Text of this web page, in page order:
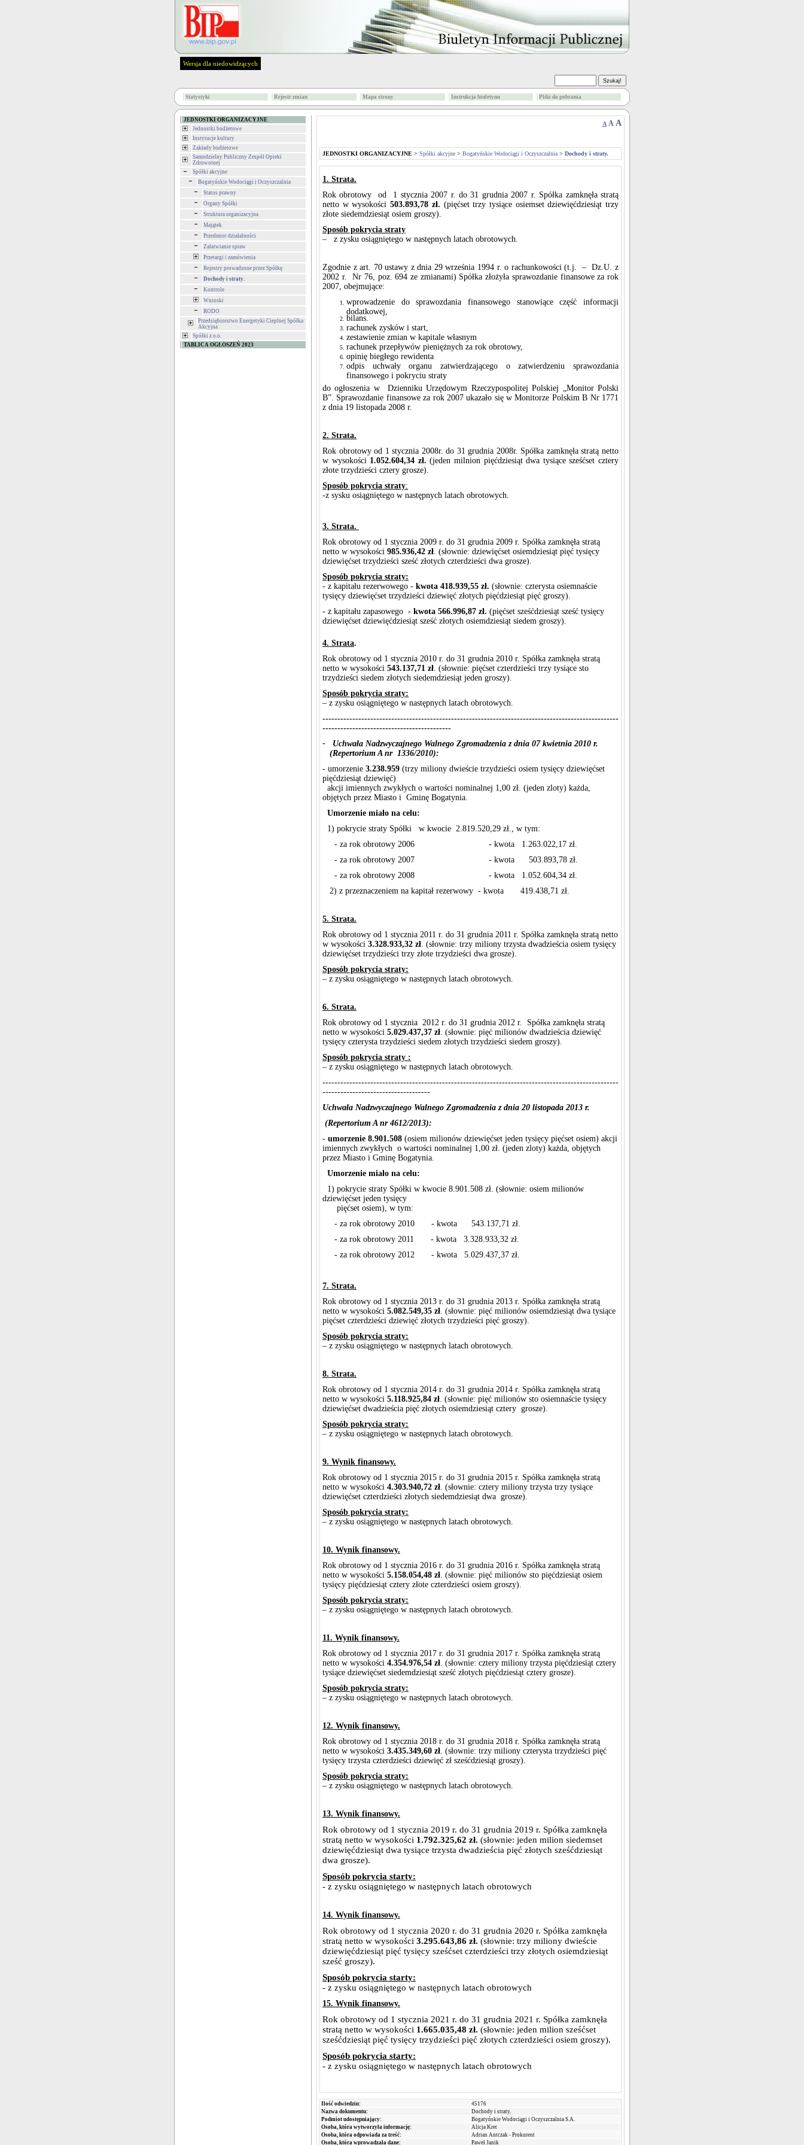
Wersja dla niedowidzących
Statystyki Rejestr zmian Mapa strony Instrukcja biuletynu Pliki do pobrania
JEDNOSTKI ORGANIZACYJNE
Jednostki budżetowe
Instytucje kultury
Zakłady budżetowe
Samodzielny Publiczny Zespół Opieki
Zdrowotnej
Spółki akcyjne
Bogatyńskie Wodociągi i Oczyszczalnia
Status prawny
Organy Spółki
Struktura organizacyjna
Majątek
Przedmiot działalności
Załatwianie spraw
Przetargi i zamówienia
Rejestry prowadzone przez Spółkę
Dochody i straty.
Kontrole
Wnioski
RODO
Przedsiębiorstwo Energetyki Cieplnej Spółka
Akcyjna
Spółki z o.o.
TABLICA OGŁOSZEŃ 2023
A A A
JEDNOSTKI ORGANIZACYJNE > Spółki akcyjne > Bogatyńskie Wodociągi i Oczyszczalnia > Dochody i straty.
1. Strata.
Rok obrotowy od 1 stycznia 2007 r. do 31 grudnia 2007 r. Spółka zamknęła stratą
netto w wysokości503.893,78 zł. (pięćset trzy tysiące osiemset dziewięćdziesiąt trzy
złote siedemdziesiąt osiem groszy).
Sposób pokrycia straty
– z zysku osiągniętego w następnych latach obrotowych.
Zgodnie z art. 70 ustawy z dnia 29 września 1994 r. o rachunkowości (t.j. – Dz.U. z
2002 r. Nr 76, poz. 694 ze zmianami) Spółka złożyła sprawozdanie finansowe za rok
2007, obejmujące:
wprowadzenie do sprawozdania finansowego stanowiące część informacji
dodatkowej,
bilans.
rachunek zysków i start,
zestawienie zmian w kapitale własnym
rachunek przepływów pieniężnych za rok obrotowy,
opinię biegłego rewidenta
odpis uchwały organu zatwierdzającego o zatwierdzeniu sprawozdania
finansowego i pokryciu straty
do ogłoszenia w Dzienniku Urzędowym Rzeczypospolitej Polskiej „Monitor Polski
B”. Sprawozdanie finansowe za rok 2007 ukazało się w Monitorze Polskim B Nr 1771
z dnia 19 listopada 2008 r.
2. Strata.
Rok obrotowy od 1 stycznia 2008r. do 31 grudnia 2008r. Spółka zamknęła stratą netto
w wysokości 1.052.604,34 zł.(jeden milnion pięćdziesiąt dwa tysiące sześćset cztery
złote trzydzieści cztery grosze).
Sposób pokrycia straty:
-z sysku osiągniętego w następnych latach obrotowych.
3. Strata.
Rok obrotowy od 1 stycznia 2009 r. do 31 grudnia 2009 r. Spółka zamknęła stratą
netto w wysokości 985.936,42 zł. (słownie: dziewięćset osiemdziesiąt pięć tysięcy
dziewięćset trzydzieści sześć złotych czterdzieści dwa grosze).
Sposób pokrycia straty:
- z kapitału rezerwowego - kwota 418.939,55 zł. (słownie: czterysta osiemnaście
tysięcy dziewięćset trzydzieści dziewięć złotych pięćdziesiąt pięć groszy).
- z kapitału zapasowego - kwota 566.996,87 zł. (pięćset sześćdziesiąt sześć tysięcy
dziewięćset dziewięćdziesiąt sześć złotych osiemdziesiąt siedem groszy).
4. Strata.
Rok obrotowy od 1 stycznia 2010 r. do 31 grudnia 2010 r. Spółka zamknęła stratą
netto w wysokości 543.137,71 zł. (słownie: pięćset czterdzieści trzy tysiące sto
trzydzieści siedem złotych siedemdziesiąt jeden groszy).
Sposób pokrycia straty:
– z zysku osiągniętego w następnych latach obrotowych.
---------------------------------------------------------------------------------------------------
-------------------------------------------
- Uchwała Nadzwyczajnego Walnego Zgromadzenia z dnia 07 kwietnia 2010 r.
(Repertorium A nr 1336/2010):
- umorzenie 3.238.959 (trzy miliony dwieście trzydzieści osiem tysięcy dziewięćset
pięćdziesiąt dziewięć)
akcji imiennych zwykłych o wartości nominalnej 1,00 zł. (jeden zloty) każda,
objętych przez Miasto i Gminę Bogatynia.
Umorzenie miało na celu:
1) pokrycie straty Spółki w kwocie 2.819.520,29 zł., w tym:
- za rok obrotowy 2006 - kwota 1.263.022,17 zł.
- za rok obrotowy 2007 - kwota 503.893,78 zł.
- za rok obrotowy 2008 - kwota 1.052.604,34 zł.
2) z przeznaczeniem na kapitał rezerwowy - kwota 419.438,71 zł.
5. Strata.
Rok obrotowy od 1 stycznia 2011 r. do 31 grudnia 2011 r. Spółka zamknęła stratą netto
w wysokości 3.328.933,32 zł. (słownie: trzy miliony trzysta dwadzieścia osiem tysięcy
dziewięćset trzydzieści trzy złote trzydzieści dwa grosze).
Sposób pokrycia straty:
– z zysku osiągniętego w następnych latach obrotowych.
6. Strata.
Rok obrotowy od 1 stycznia 2012 r. do 31 grudnia 2012 r. Spółka zamknęła stratą
netto w wysokości 5.029.437,37 zł. (słownie: pięć milionów dwadzieścia dziewięć
tysięcy czterysta trzydzieści siedem złotych trzydzieści siedem groszy).
Sposób pokrycia straty :
– z zysku osiągniętego w następnych latach obrotowych.
---------------------------------------------------------------------------------------------------
------------------------------------
Uchwała Nadzwyczajnego Walnego Zgromadzenia z dnia 20 listopada 2013 r.
(Repertorium A nr 4612/2013):
- umorzenie 8.901.508 (osiem milionów dziewięćset jeden tysięcy pięćset osiem) akcji
imiennych zwykłych o wartości nominalnej 1,00 zł. (jeden zloty) każda, objętych
przez Miasto i Gminę Bogatynia.
Umorzenie miało na celu:
1) pokrycie straty Spółki w kwocie 8.901.508 zł. (słownie: osiem milionów
dziewięćset jeden tysięcy
pięćset osiem), w tym:
- za rok obrotowy 2010 - kwota 543.137,71 zł.
- za rok obrotowy 2011 - kwota 3.328.933,32 zł.
- za rok obrotowy 2012 - kwota 5.029.437,37 zł.
7. Strata.
Rok obrotowy od 1 stycznia 2013 r. do 31 grudnia 2013 r. Spółka zamknęła stratą
netto w wysokości 5.082.549,35 zł. (słownie: pięć milionów osiemdziesiąt dwa tysiące
pięćset czterdzieści dziewięć złotych trzydzieści pięć groszy).
Sposób pokrycia straty:
– z zysku osiągniętego w następnych latach obrotowych.
8. Strata.
Rok obrotowy od 1 stycznia 2014 r. do 31 grudnia 2014 r. Spółka zamknęła stratą
netto w wysokości 5.118.925,84 zł. (słownie: pięć milionów sto osiemnaście tysięcy
dziewięćset dwadzieścia pięć złotych osiemdziesiąt cztery grosze).
Sposób pokrycia straty:
– z zysku osiągniętego w następnych latach obrotowych.
9. Wynik finansowy.
Rok obrotowy od 1 stycznia 2015 r. do 31 grudnia 2015 r. Spółka zamknęła stratą
netto w wysokości 4.303.940,72 zł. (słownie: cztery miliony trzysta trzy tysiące
dziewięćset czterdzieści złotych siedemdziesiąt dwa grosze).
Sposób pokrycia straty:
– z zysku osiągniętego w następnych latach obrotowych.
10. Wynik finansowy.
Rok obrotowy od 1 stycznia 2016 r. do 31 grudnia 2016 r. Spółka zamknęła stratą
netto w wysokości 5.158.054,48 zł. (słownie: pięć milionów sto pięćdziesiąt osiem
tysięcy pięćdziesiąt cztery złote czterdzieści osiem groszy).
Sposób pokrycia straty:
– z zysku osiągniętego w następnych latach obrotowych.
11. Wynik finansowy.
Rok obrotowy od 1 stycznia 2017 r. do 31 grudnia 2017 r. Spółka zamknęła stratą
netto w wysokości 4.354.976,54 zł. (słownie: cztery miliony trzysta pięćdziesiąt cztery
tysiące dziewięćset siedemdziesiąt sześć złotych pięćdziesiąt cztery grosze).
Sposób pokrycia straty:
– z zysku osiągniętego w następnych latach obrotowych.
12. Wynik finansowy.
Rok obrotowy od 1 stycznia 2018 r. do 31 grudnia 2018 r. Spółka zamknęła stratą
netto w wysokości 3.435.349,60 zł. (słownie: trzy miliony czterysta trzydzieści pięć
tysięcy trzysta czterdzieści dziewięć zł sześćdziesiąt groszy).
Sposób pokrycia straty:
– z zysku osiągniętego w następnych latach obrotowych.
13. Wynik finansowy.
Rok obrotowy od 1 stycznia 2019 r. do 31 grudnia 2019 r. Spółka zamknęła
stratą netto w wysokości 1.792.325,62 zł. (słownie: jeden milion siedemset
dziewięćdziesiąt dwa tysiące trzysta dwadzieścia pięć złotych sześćdziesiąt
dwa grosze).
Sposób pokrycia starty:
- z zysku osiągniętego w następnych latach obrotowych
14. Wynik finansowy.
Rok obrotowy od 1 stycznia 2020 r. do 31 grudnia 2020 r. Spółka zamknęła
stratą netto w wysokości 3.295.643,86 zł. (słownie: trzy miliony dwieście
dziewięćdziesiąt pięć tysięcy sześćset czterdzieści trzy złotych osiemdziesiąt
sześć groszy).
Sposób pokrycia starty:
- z zysku osiągniętego w następnych latach obrotowych
15. Wynik finansowy.
Rok obrotowy od 1 stycznia 2021 r. do 31 grudnia 2021 r. Spółka zamknęła
stratą netto w wysokości 1.665.035,48 zł. (słownie: jeden milion sześćset
sześćdziesiąt pięć tysięcy trzydzieści pięć złotych czterdzieści osiem groszy).
Sposób pokrycia starty:
- z zysku osiągniętego w następnych latach obrotowych
Ilość odwiedzin:
45176
Nazwa dokumentu:
Dochody i straty.
Podmiot udostępniający:
Bogatyńskie Wodociągi i Oczyszczalnia S.A.
Osoba, która wytworzyła informację:
Alicja Kret
Osoba, która odpowiada za treść:
Adrian Antczak - Prokurent
Osoba, która wprowadzała dane:
Paweł Janik